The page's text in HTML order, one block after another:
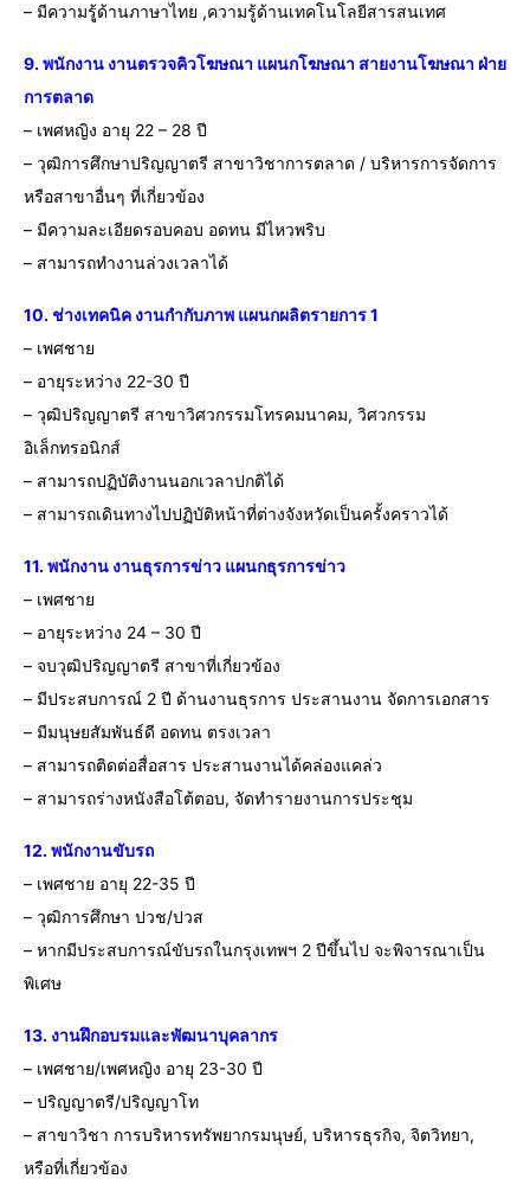
– มีความรุู้ด้านภาษาไทย ,ความรู้ด้านเทคโนโลยีสารสนเทศ
9. พนักงาน งานตรวจคิวโฆษณา แผนกโฆษณา สายงานโฆษณา ฝ่าย
การตลาด
– เพศหญิง อายุ 22 – 28 ปี
– วุฒิการศึกษาปริญญาตรี สาขาวิชาการตลาด / บริหารการจัดการ
หรือสาขาอื่นๆ ที่เกี่ยวข้อง
– มีความละเอียดรอบคอบ อดทน มีไหวพริบ
– สามารถทำงานล่วงเวลาได้
10. ช่างเทคนิค งานกำกับภาพ แผนกผลิตรายการ 1
– เพศชาย
– อายุระหว่าง 22-30 ปี
– วุฒิปริญญาตรี สาขาวิศวกรรมโทรคมนาคม, วิศวกรรม
อิเล็กทรอนิกส์
– สามารถปฏิบัติงานนอกเวลาปกติได้
– สามารถเดินทางไปปฏิบัติหน้าที่ต่างจังหวัดเป็นครั้งคราวได้
11. พนักงาน งานธุรการข่าว แผนกธุรการข่าว
– เพศชาย
– อายุระหว่าง 24 – 30 ปี
– จบวุฒิปริญญาตรี สาขาที่เกี่ยวข้อง
– มีประสบการณ์ 2 ปี ด้านงานธุรการ ประสานงาน จัดการเอกสาร
– มีมนุษยสัมพันธ์ดี อดทน ตรงเวลา
– สามารถติดต่อสื่อสาร ประสานงานได้คล่องแคล่ว
– สามารถร่างหนังสือโต้ตอบ, จัดทำรายงานการประชุม
12. พนักงานขับรถ
– เพศชาย อายุ 22-35 ปี
– วุฒิการศึกษา ปวช/ปวส
– หากมีประสบการณ์ขับรถในกรุงเทพฯ 2 ปีขึ้นไป จะพิจารณาเป็น
พิเศษ
13. งานฝึกอบรมและพัฒนาบุคลากร
– เพศชาย/เพศหญิง อายุ 23-30 ปี
– ปริญญาตรี/ปริญญาโท
– สาขาวิชา การบริหารทรัพยากรมนุษย์, บริหารธุรกิจ, จิตวิทยา,
หรือที่เกี่ยวข้อง